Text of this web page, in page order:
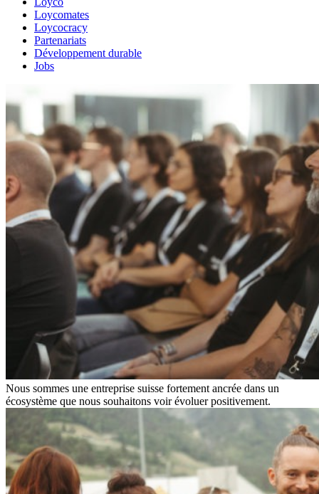
Loycomates
Loycocracy
Partenariats
Développement durable
Jobs
Nous sommes une entreprise suisse fortement ancrée dans un
écosystème que nous souhaitons voir évoluer positivement.